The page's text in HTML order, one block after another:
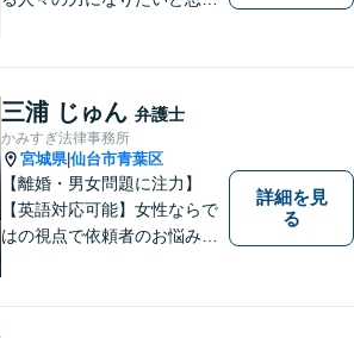
決ができるよう、サポートい
たします。ぜひ一度ご相談く
ださい。
三浦 じゅん 弁護士
かみすぎ法律事務所
宮城県|仙台市青葉区
【離婚・男女問題に注力】
【英語対応可能】女性ならで
はの視点で依頼者のお悩みに
男女問題やセクハラ事件など
詳細を見
る